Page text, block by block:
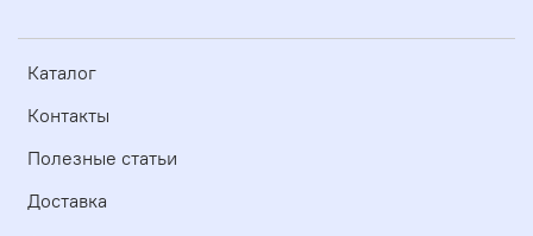
Каталог
Контакты
Полезные статьи
Доставка